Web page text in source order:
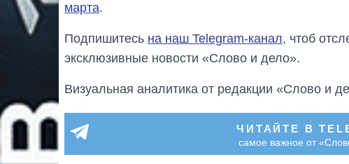
марта.
Подпишитесь на наш Telegram-канал, чтоб
эксклюзивные новости «Слово и дело».
Визуальная аналитика от редакции «Слово и
ЧИТАЙТЕ В
самое важное от